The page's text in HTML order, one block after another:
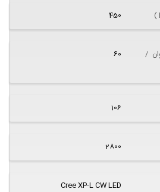
450
/
60
106
2800
Cree XP-L CW LED